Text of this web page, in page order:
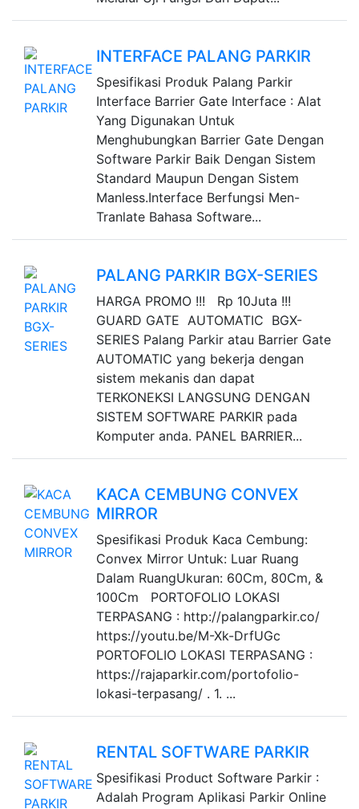
INTERFACE PALANG PARKIR
Spesifikasi Produk Palang Parkir
Interface Barrier Gate Interface : Alat
Yang Digunakan Untuk
Menghubungkan Barrier Gate Dengan
Software Parkir Baik Dengan Sistem
Standard Maupun Dengan Sistem
Manless.Interface Berfungsi Men-
Tranlate Bahasa Software...
PALANG PARKIR BGX-SERIES
HARGA PROMO !!! Rp 10Juta !!!
GUARD GATE AUTOMATIC BGX-
SERIES Palang Parkir atau Barrier Gate
AUTOMATIC yang bekerja dengan
sistem mekanis dan dapat
TERKONEKSI LANGSUNG DENGAN
SISTEM SOFTWARE PARKIR pada
Komputer anda. PANEL BARRIER...
KACA CEMBUNG CONVEX
MIRROR
Spesifikasi Produk Kaca Cembung:
Convex Mirror Untuk: Luar Ruang
Dalam RuangUkuran: 60Cm, 80Cm, &
100Cm PORTOFOLIO LOKASI
TERPASANG : http://palangparkir.co/
https://youtu.be/M-Xk-DrfUGc
PORTOFOLIO LOKASI TERPASANG :
https://rajaparkir.com/portofolio-
lokasi-terpasang/ . 1. ...
RENTAL SOFTWARE PARKIR
Spesifikasi Product Software Parkir :
Adalah Program Aplikasi Parkir Online